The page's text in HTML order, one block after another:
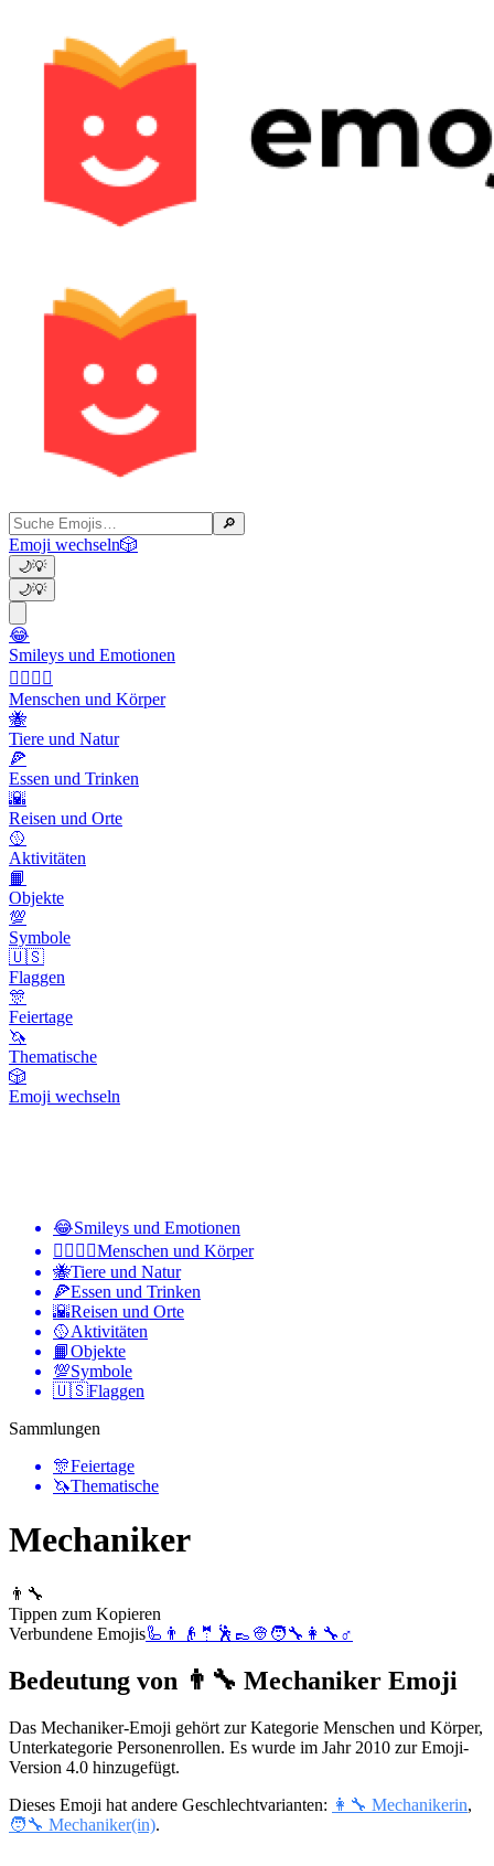
🔎
Emoji wechseln🎲
🌙💡
🌙💡
😂
Smileys und Emotionen
👩‍❤️‍💋‍👨
Menschen und Körper
🐝
Tiere und Natur
🍕
Essen und Trinken
🌇
Reisen und Orte
🥎
Aktivitäten
📙
Objekte
💯
Symbole
🇺🇸
Flaggen
🎊
Feiertage
🦄
Thematische
🎲
Emoji wechseln
😂Smileys und Emotionen
👩‍❤️‍💋‍👨Menschen und Körper
🐝Tiere und Natur
🍕Essen und Trinken
🌇Reisen und Orte
🥎Aktivitäten
📙Objekte
💯Symbole
🇺🇸Flaggen
Sammlungen
🎊Feiertage
🦄Thematische
Mechaniker
👨‍🔧
Tippen zum Kopieren
Verbundene Emojis🦾 👨 👴 🤵 🕺 👞 👳 🧑‍🔧 👩‍🔧 ♂️
Bedeutung von 👨‍🔧 Mechaniker Emoji
Das Mechaniker-Emoji gehört zur Kategorie Menschen und Körper,
Unterkategorie Personenrollen. Es wurde im Jahr 2010 zur Emoji-
Version 4.0 hinzugefügt.
Dieses Emoji hat andere Geschlechtvarianten: 👩‍🔧 Mechanikerin,
🧑‍🔧 Mechaniker(in).